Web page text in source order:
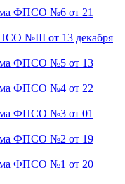
ФПСО №6 от 21
№III от 13 декабря
ФПСО №5 от 13
ФПСО №4 от 22
ФПСО №3 от 01
ФПСО №2 от 19
ФПСО №1 от 20